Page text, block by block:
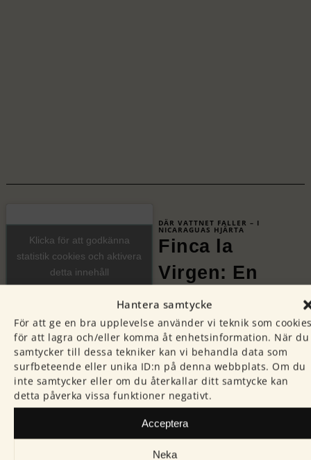
Hantera samtycke
För att ge en bra upplevelse använder vi teknik som
för att lagra och/eller komma åt enhetsinformation. När du
samtycker till dessa tekniker kan vi behandla data som
surfbeteende eller unika ID:n på denna webbplats. Om du
inte samtycker eller om du återkallar ditt samtycke kan
detta påverka vissa funktioner negativt.
Acceptera
Neka
Klicka för att godkänna
statistik cookies och aktivera
detta innehåll
DÄR VATTNET FALLER – I
NICARAGUAS HJÄRTA
Finca la
Virgen: En
familjs resa
mot hållbarhet
I de dimhöljda bergen i
Nicaragua, en timmes
bilfärd från Matagalpa når
man farmen Finca la
Virgen. Naturen och
omgivningen är sagolikt